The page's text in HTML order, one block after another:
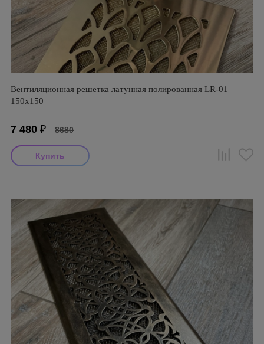
Вентиляционная решетка латунная полированная LR-01
150х150
7 480 ₽ 8680